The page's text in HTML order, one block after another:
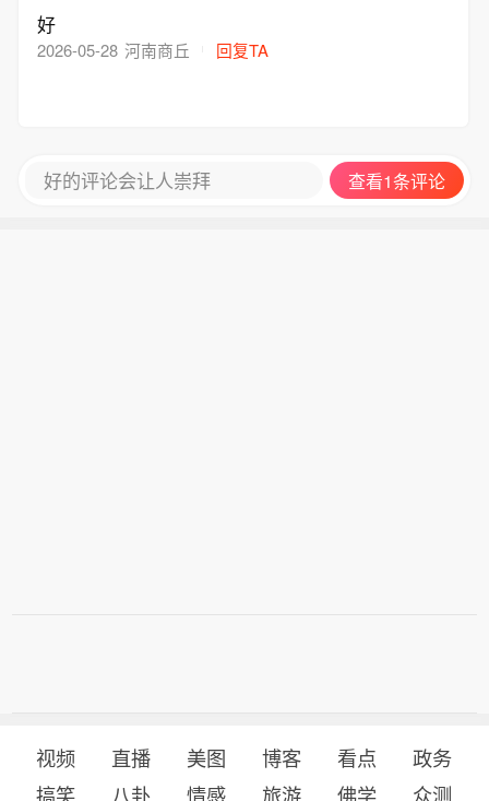
好
2026-05-28 河南商丘 回复TA
好的评论会让人崇拜 查看1条评论
视频 直播 美图 博客 看点
政务
搞笑
八卦 情感 旅游 佛学 众测